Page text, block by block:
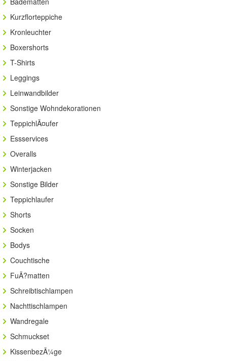
Kurzflorteppiche
Kronleuchter
Boxershorts
T-Shirts
Leggings
Leinwandbilder
Sonstige Wohndekorationen
TeppichlÃ¤ufer
Essservices
Overalls
Winterjacken
Sonstige Bilder
Teppichlaufer
Shorts
Socken
Bodys
Couchtische
FuÃ?matten
Schreibtischlampen
Nachttischlampen
Wandregale
Schmuckset
KissenbezÃ¼ge